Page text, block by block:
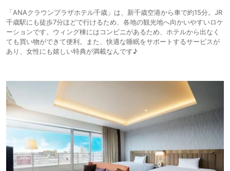
「ANAクラウンプラザホテル千歳」は、新千歳空港から車で約15分。JR
千歳駅にも徒歩7分ほどで行けるため、各地の観光地へ向かいやすいロケ
ーションです。ウィング棟にはコンビニがあるため、ホテルから出なく
ても買い物ができて便利。また、快適な睡眠をサポートするサービスが
あり、女性にも嬉しい特典が満載なんです♪